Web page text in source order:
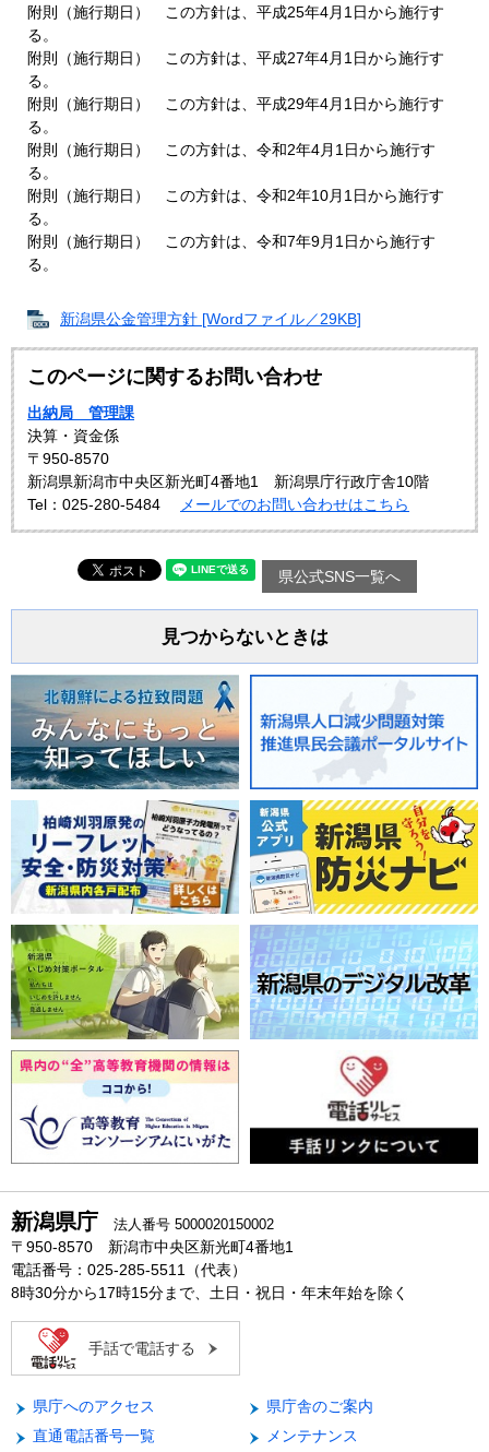
附則（施行期日） この方針は、平成25年4月1日から施行す
る。
附則（施行期日） この方針は、平成27年4月1日から施行す
る。
附則（施行期日） この方針は、平成29年4月1日から施行す
る。
附則（施行期日） この方針は、令和2年4月1日から施行す
る。
附則（施行期日） この方針は、令和2年10月1日から施行す
る。
附則（施行期日） この方針は、令和7年9月1日から施行す
る。
新潟県公金管理方針 [Wordファイル／29KB]
このページに関するお問い合わせ
出納局 管理課
決算・資金係
〒950-8570
新潟県新潟市中央区新光町4番地1 新潟県庁行政庁舎10階
Tel：025-280-5484
メールでのお問い合わせはこちら
県公式SNS一覧へ
見つからないときは
新潟県庁 法人番号 5000020150002
〒950-8570 新潟市中央区新光町4番地1
電話番号：025-285-5511（代表）
8時30分から17時15分まで、土日・祝日・年末年始を除く
手話で電話する
県庁へのアクセス
県庁舎のご案内
直通電話番号一覧
メンテナンス